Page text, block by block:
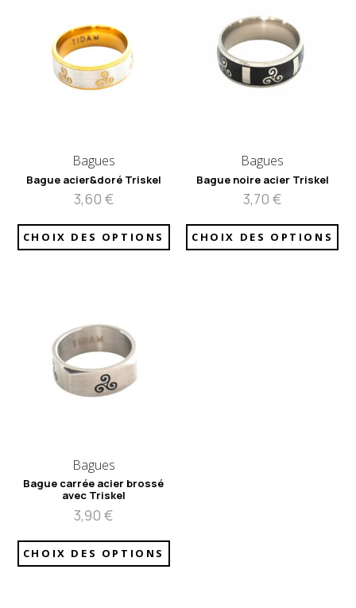
Bagues
Bague acier&doré Triskel
3,60 €
CHOIX DES OPTIONS
Bagues
Bague noire acier Triskel
3,70€
CHOIX DES OPTIONS
Bagues
Bague carrée acier brossé
avec Triskel
3,90€
CHOIX DES OPTIONS